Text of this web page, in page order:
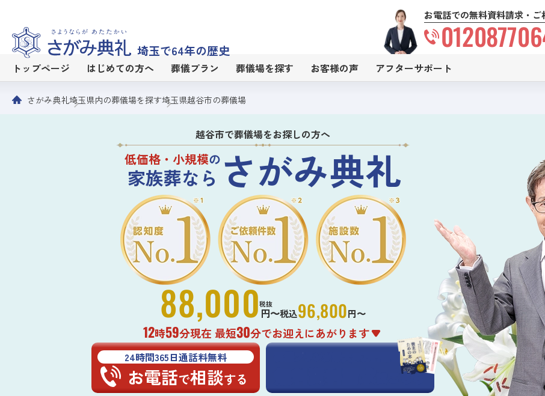
埼玉で64年の歴史
お電話での無料資料請求・ご
トップページ はじめての方へ 葬儀プラン 葬儀場を探す お客様の声 アフターサポート
さがみ典礼埼玉県内の葬儀場を探す埼玉県越谷市の葬儀場
越谷市で葬儀場をお探しの方へ
低価格・小規模の
家族葬なら さがみ典礼
88,000税抜
円〜税込96,800円〜
12時59分現在 最短30分でお迎えにあがります
24時間365日通話料無料
お電話で相談する
葬儀プランが 割引
はこちら